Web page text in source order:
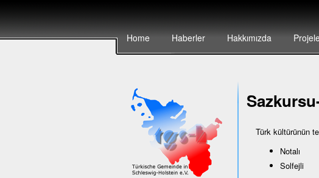
Home Haberler Hakkımızda
Türk kültürünün
Notalı
Solfejli